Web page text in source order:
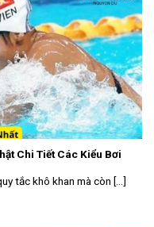
Chi Tiết Các Kiểu Bơi
tắc khô khan mà còn [...]